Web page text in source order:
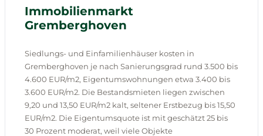
Immobilienmarkt
Gremberghoven
Siedlungs- und Einfamilienhäuser kosten in
Gremberghoven je nach Sanierungsgrad rund 3.500 bis
4.600 EUR/m2, Eigentumswohnungen etwa 3.400 bis
3.600 EUR/m2. Die Bestandsmieten liegen zwischen
9,20 und 13,50 EUR/m2 kalt, seltener Erstbezug bis 15,50
EUR/m2. Die Eigentumsquote ist mit geschätzt 25 bis
30 Prozent moderat, weil viele Objekte